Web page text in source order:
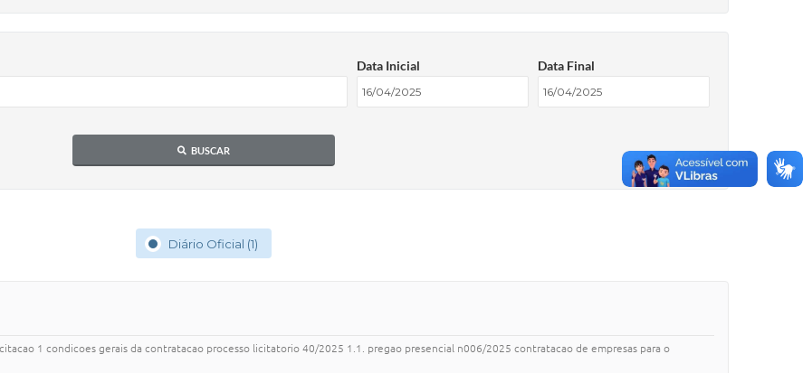
Data Inicial Data Final
BUSCAR
Diário Oficial (1)
1 condicoes gerais da contratacao processo licitatorio 40/2025 1.1. pregao presencial n006/2025 contratacao de empresas para o